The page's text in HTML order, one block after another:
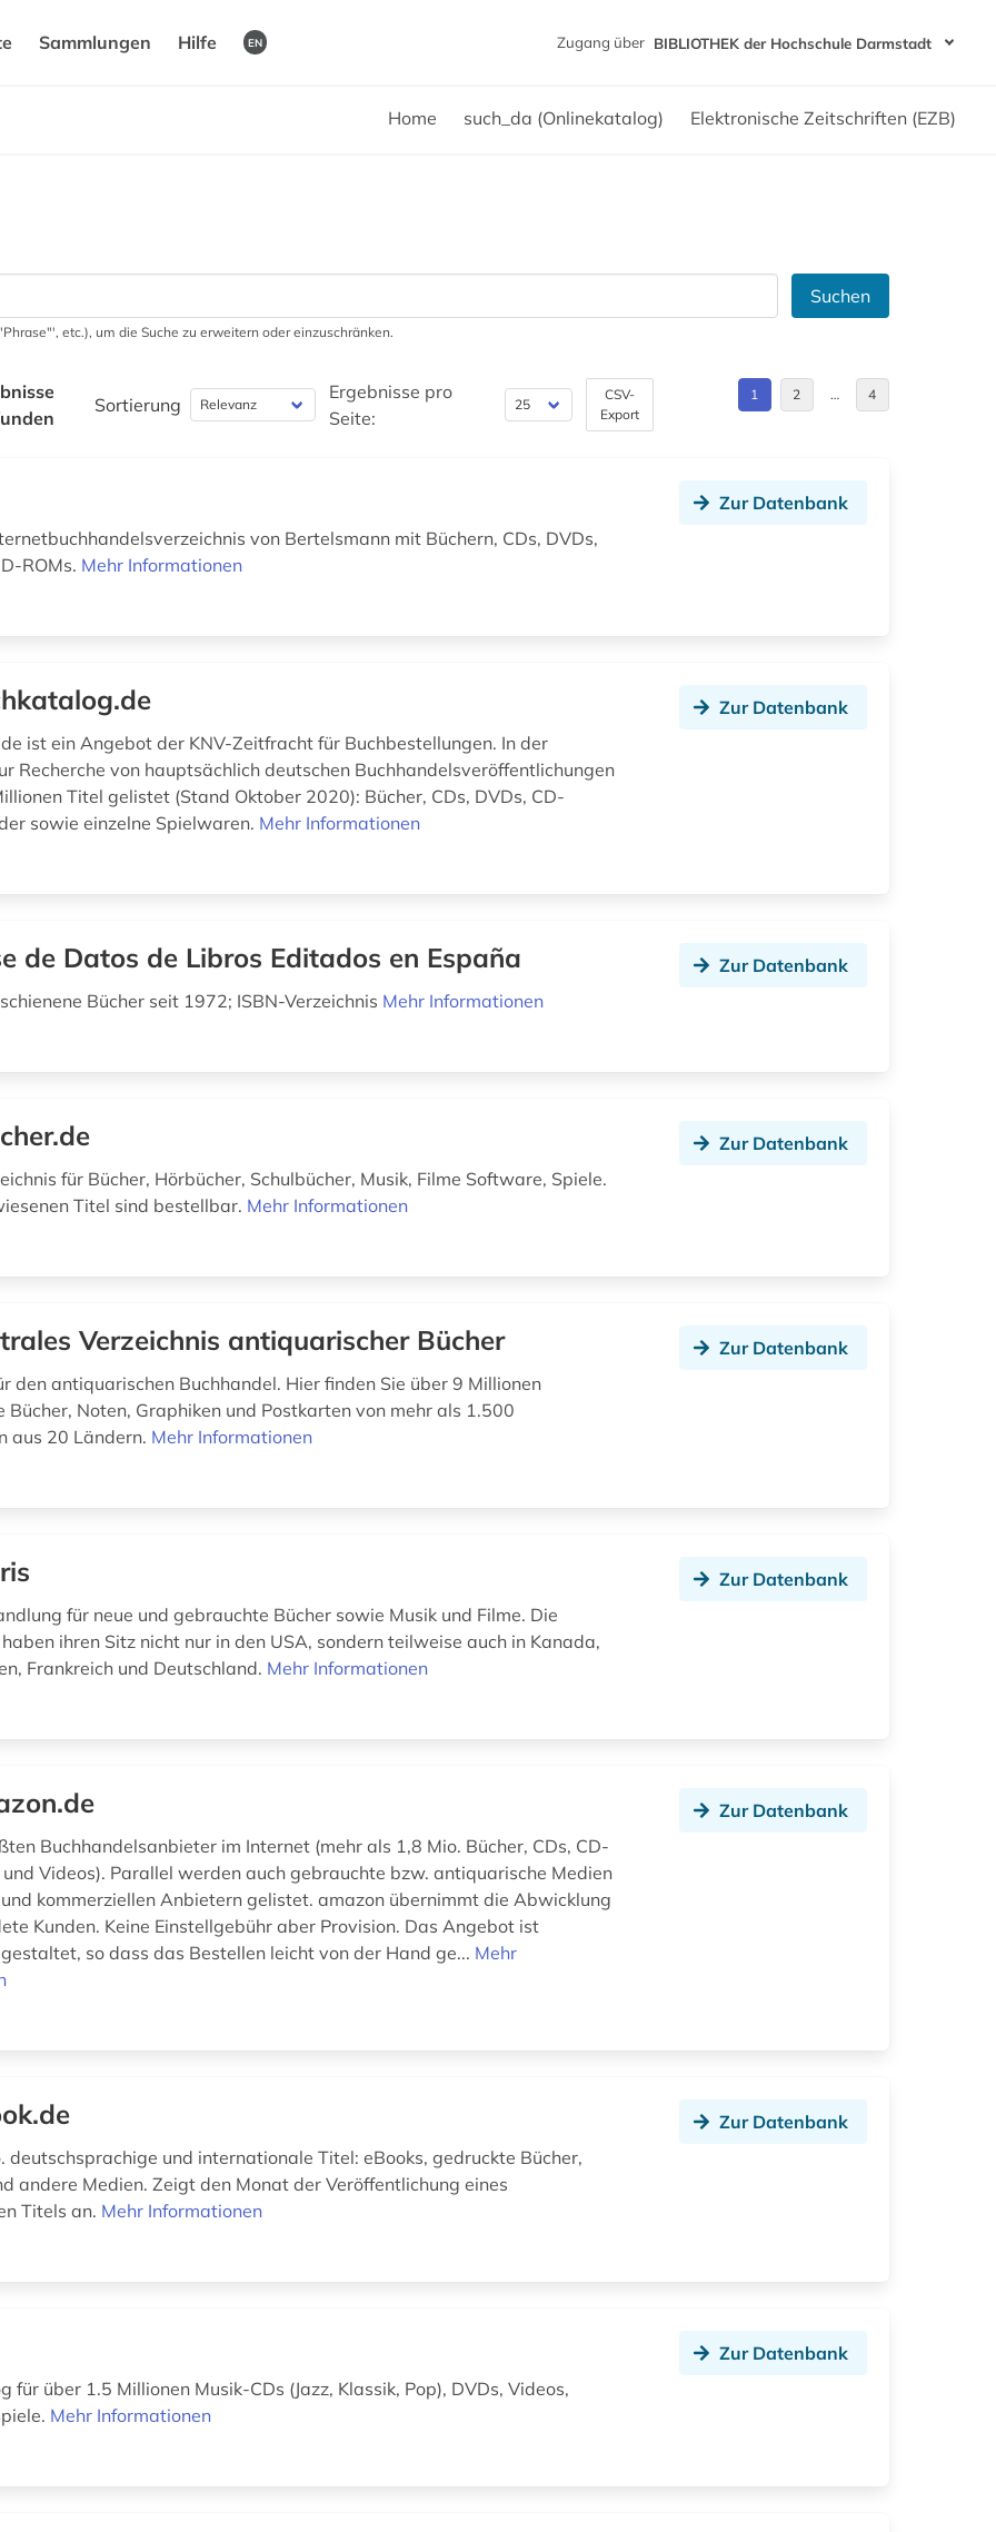
Sammlungen Hilfe EN Zugang über BIBLIOTHEK der Hochschule Darmstadt
Home such_da (Onlinekatalog) Elektronische Zeitschriften (EZB)
Suchen
etc.), um die Suche zu erweitern oder einzuschränken.
Sortierung
Ergebnisse pro
Seite:
CSV-
Export
1 2 … 4
von Bertelsmann mit Büchern, CDs, DVDs,
ROMs. Mehr Informationen
Zur Datenbank
ist ein Angebot der KNV-Zeitfracht für Buchbestellungen. In der
Recherche von hauptsächlich deutschen Buchhandelsveröffentlichungen
Titel gelistet (Stand Oktober 2020): Bücher, CDs, DVDs, CD-
sowie einzelne Spielwaren. Mehr Informationen
Zur Datenbank
de Datos de Libros Editados en España
Bücher seit 1972; ISBN-Verzeichnis Mehr Informationen
Zur Datenbank
für Bücher, Hörbücher, Schulbücher, Musik, Filme Software, Spiele.
Titel sind bestellbar. Mehr Informationen
Zur Datenbank
Verzeichnis antiquarischer Bücher
den antiquarischen Buchhandel. Hier finden Sie über 9 Millionen
Bücher, Noten, Graphiken und Postkarten von mehr als 1.500
aus 20 Ländern. Mehr Informationen
Zur Datenbank
für neue und gebrauchte Bücher sowie Musik und Filme. Die
ihren Sitz nicht nur in den USA, sondern teilweise auch in Kanada,
Frankreich und Deutschland. Mehr Informationen
Zur Datenbank
Buchhandelsanbieter im Internet (mehr als 1,8 Mio. Bücher, CDs, CD-
und Videos). Parallel werden auch gebrauchte bzw. antiquarische Medien
kommerziellen Anbietern gelistet. amazon übernimmt die Abwicklung
Kunden. Keine Einstellgebühr aber Provision. Das Angebot ist
so dass das Bestellen leicht von der Hand ge... Mehr
Zur Datenbank
deutschsprachige und internationale Titel: eBooks, gedruckte Bücher,
andere Medien. Zeigt den Monat der Veröffentlichung eines
Titels an. Mehr Informationen
Zur Datenbank
für über 1.5 Millionen Musik-CDs (Jazz, Klassik, Pop), DVDs, Videos,
Mehr Informationen
Zur Datenbank